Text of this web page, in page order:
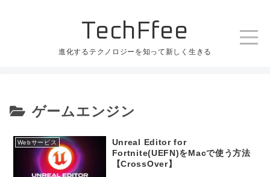
TechFfee
進化するテクノロジーを知って新しく生きる
ゲームエンジン
Webサービス
Unreal Editor for
Fortnite(UEFN)をMacで使う方法
【CrossOver】